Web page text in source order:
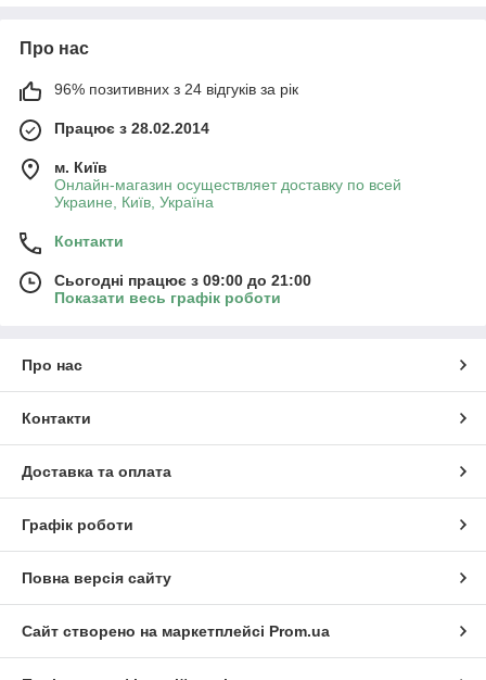
Про нас
96% позитивних з 24 відгуків за рік
Працює з 28.02.2014
м. Київ
Онлайн-магазин осуществляет доставку по всей
Украине, Київ, Україна
Контакти
Сьогодні працює з 09:00 до 21:00
Показати весь графік роботи
Про нас
Контакти
Доставка та оплата
Графік роботи
Повна версія сайту
Сайт створено на маркетплейсі Prom.ua